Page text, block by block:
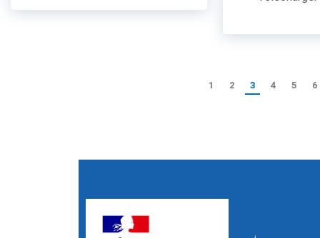
1 2 3 4 5 6